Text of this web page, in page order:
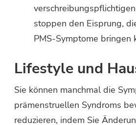
stoppen den Eisprung,
PMS-Symptome bringen
Lifestyle und
Sie können manchmal die
prämenstruellen Syndroms
reduzieren, indem Sie